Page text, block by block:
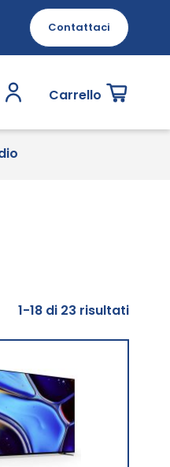
Contattaci
Carrello
1-18 di 23 risultati